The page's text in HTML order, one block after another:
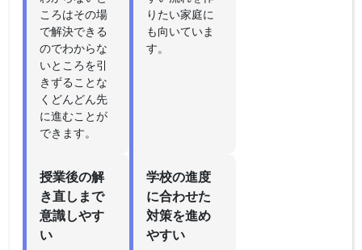
ころはその場
で解決できる
のでわからな
いところを引
きずることな
くどんどん先
に進むことが
できます。
りたい家庭に
も向いていま
す。
授業後の解
き直しまで
意識しやす
い
学校の進度
に合わせた
対策を進め
やすい